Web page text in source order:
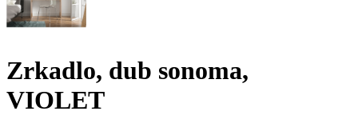
Zrkadlo, dub sonoma,
VIOLET